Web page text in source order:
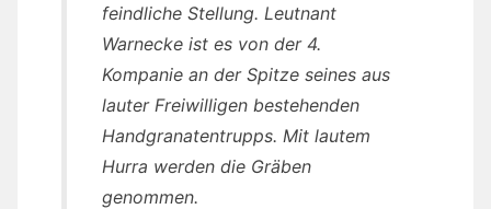
feindliche Stellung. Leutnant
Warnecke ist es von der 4.
Kompanie an der Spitze seines aus
lauter Freiwilligen bestehenden
Handgranatentrupps. Mit lautem
Hurra werden die Gräben
genommen.